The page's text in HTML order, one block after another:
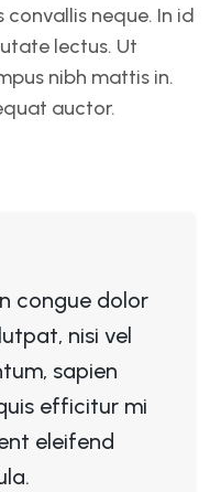
neque. In id
lectus. Ut
nibh mattis in.
auctor.
congue dolor
nisi vel
sapien
efficitur mi
eleifend